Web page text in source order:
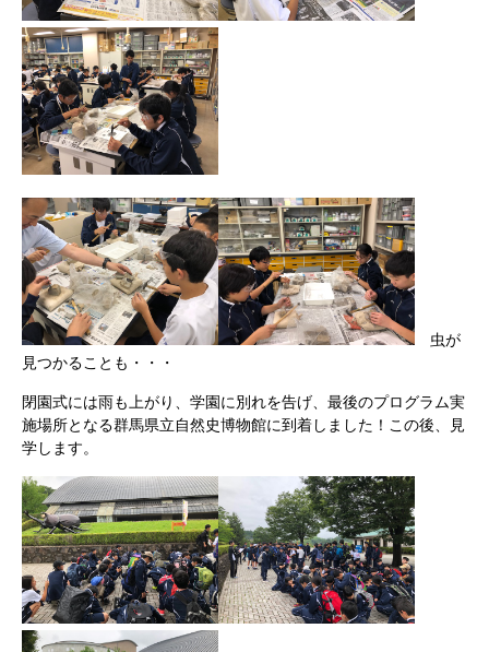
虫が
見つかることも・・・
閉園式には雨も上がり、学園に別れを告げ、最後のプログラム実
施場所となる群馬県立自然史博物館に到着しました！この後、見
学します。